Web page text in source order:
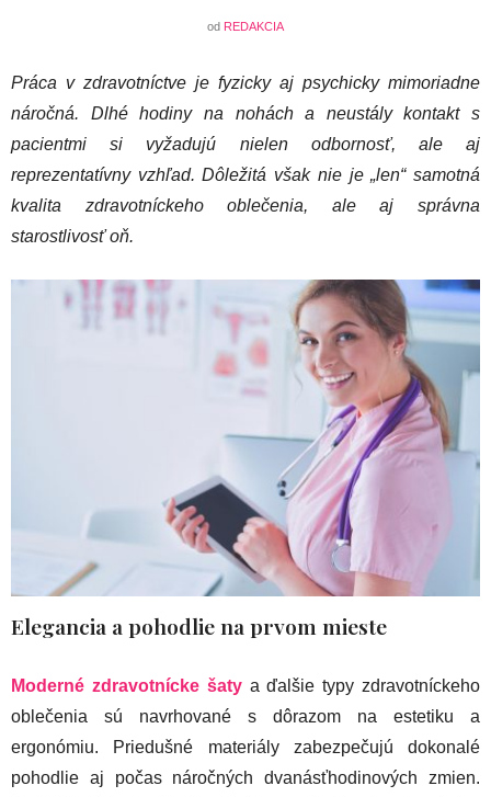
od REDAKCIA
Práca v zdravotníctve je fyzicky aj psychicky mimoriadne
náročná. Dlhé hodiny na nohách a neustály kontakt s
pacientmi si vyžadujú nielen odbornosť, ale aj
reprezentatívny vzhľad. Dôležitá však nie je „len“ samotná
kvalita zdravotníckeho oblečenia, ale aj správna
starostlivosť oň.
Elegancia a pohodlie na prvom mieste
Moderné zdravotnícke šatya ďalšie typy zdravotníckeho
oblečenia sú navrhované s dôrazom na estetiku a
ergonómiu. Priedušné materiály zabezpečujú dokonalé
pohodlie aj počas náročných dvanásťhodinových zmien.